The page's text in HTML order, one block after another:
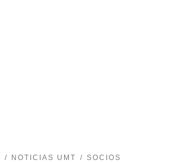
NOTICIAS UMT SOCIOS